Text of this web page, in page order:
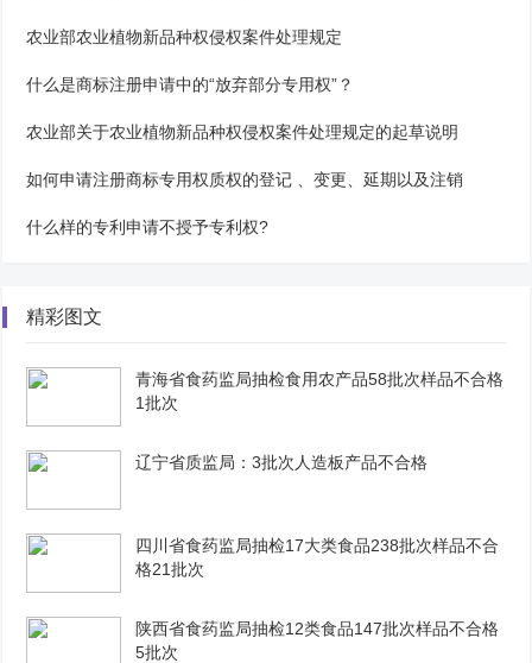
农业部农业植物新品种权侵权案件处理规定
什么是商标注册申请中的“放弃部分专用权”？
农业部关于农业植物新品种权侵权案件处理规定的起草说明
如何申请注册商标专用权质权的登记 、变更、延期以及注销
什么样的专利申请不授予专利权?
精彩图文
青海省食药监局抽检食用农产品58批次样品不合格
1批次
辽宁省质监局：3批次人造板产品不合格
四川省食药监局抽检17大类食品238批次样品不合
格21批次
陕西省食药监局抽检12类食品147批次样品不合格
5批次